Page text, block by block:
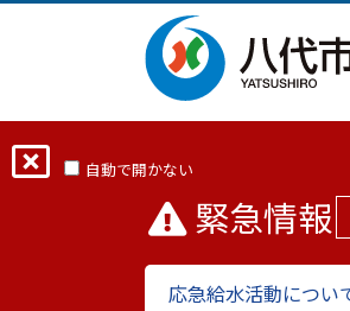
自動で開かない
緊急情報
応急給水活動につい
◇市民の皆